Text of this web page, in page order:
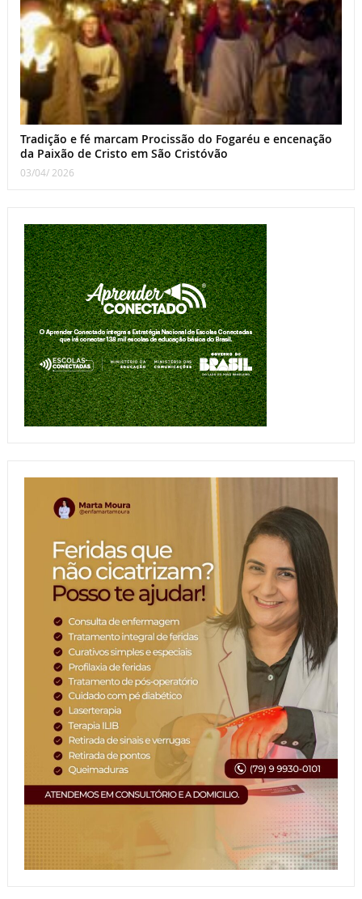
Tradição e fé marcam Procissão do Fogaréu e encenação
da Paixão de Cristo em São Cristóvão
03/04/ 2026